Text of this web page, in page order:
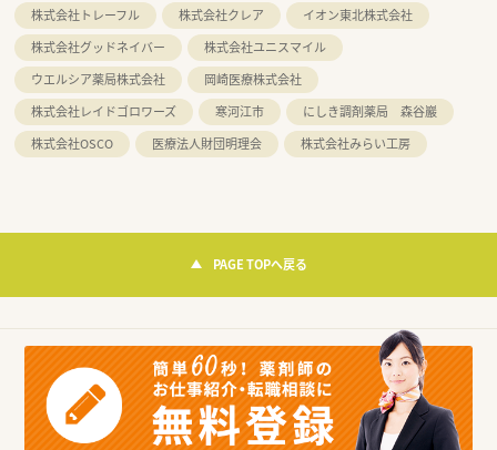
株式会社トレーフル
株式会社クレア
イオン東北株式会社
株式会社グッドネイバー
株式会社ユニスマイル
ウエルシア薬局株式会社
岡崎医療株式会社
株式会社レイドゴロワーズ
寒河江市
にしき調剤薬局 森谷巖
株式会社OSCO
医療法人財団明理会 株式会社みらい工房
PAGE TOPへ戻る